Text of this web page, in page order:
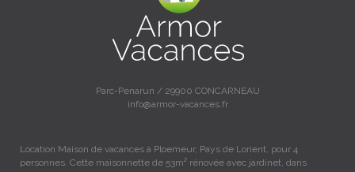
Parc-Penarun / 29900 CONCARNEAU
info@armor-vacances.fr
Location Maison de vacances à Ploemeur, Pays de Lorient, pour 4
personnes. Cette maisonnette de 53m² rénovée avec jardinet, dans